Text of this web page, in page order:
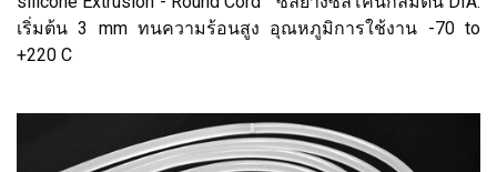
เริ่มต้น 3 mm ทนความร้อนสูง อุณหภูมิการใช้งาน -70 to
+220 C